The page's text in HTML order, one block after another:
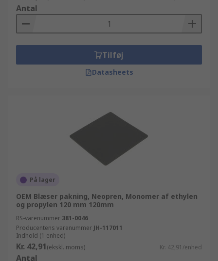
Antal
Tilføj
Datasheets
På lager
OEM Blæser pakning, Neopren, Monomer af ethylen
og propylen 120 mm 120mm
RS-varenummer 381-0046
Producentens varenummer JH-117011
Indhold (1 enhed)
Kr. 42,91(ekskl. moms) Kr. 42,91/enhed
Antal